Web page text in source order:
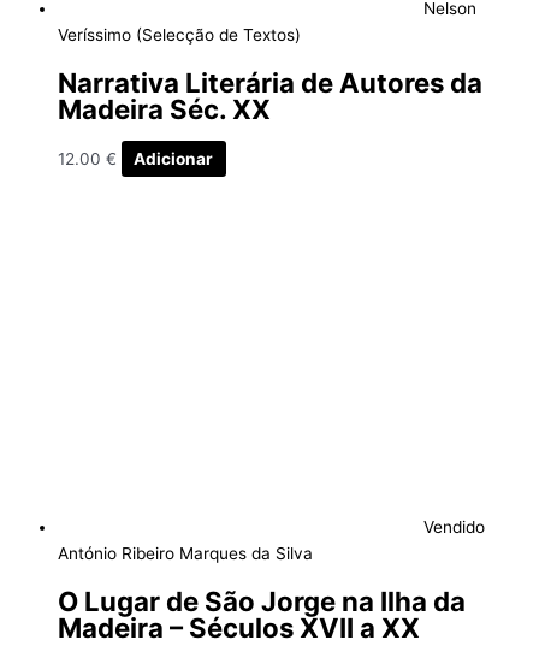
Nelson
Veríssimo (Selecção de Textos)
Narrativa Literária de Autores da
Madeira Séc. XX
12.00 € Adicionar
Vendido
António Ribeiro Marques da Silva
O Lugar de São Jorge na Ilha da
Madeira – Séculos XVII a XX